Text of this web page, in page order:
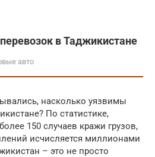
в Таджикистане
авто
насколько уязвимы
По статистике,
150 случаев кражи грузов,
исчисляется миллионами
– это не просто